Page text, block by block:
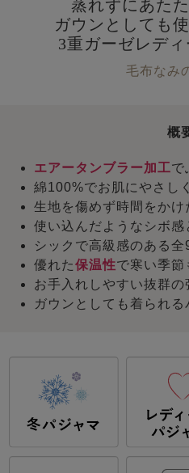
蒸れずにあた
ガウンとしても
3重ガーゼレデ
毛布なみ
概
エアータンブラー加工で
綿100%でお肌にやさし
生地を傷めず時間をかけ
使い込んだようなシボ
シックで高級感のある全
優れた保温性で寒い季節
お手入れしやすい抜群の
ガウンとしても着られる